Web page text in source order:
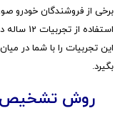
برخی از فروشندگان خودرو
استفاده
این تجربیات را با شما در
بگیرد.
روش تشخیص